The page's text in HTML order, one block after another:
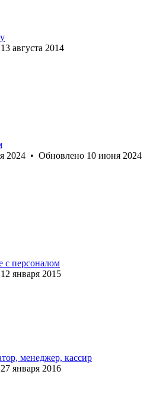
13 августа 2014
2024 • Обновлено 10 июня 2024
с персоналом
12 января 2015
менеджер, кассир
27 января 2016